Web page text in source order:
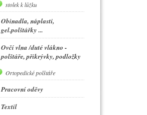
stolek k lůžku
Obinadla, náplasti,
gel.polštářky ...
Ovčí vlna /duté vlákno -
polštáře, přikrývky, podložky
Ortopedické polštáře
Pracovní oděvy
Textil